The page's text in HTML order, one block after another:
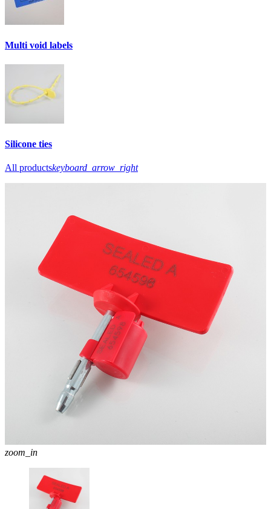
Multi void labels
Silicone ties
All productskeyboard_arrow_right
zoom_in